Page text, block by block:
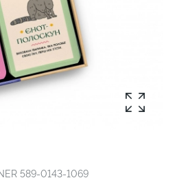
589-0143-1069